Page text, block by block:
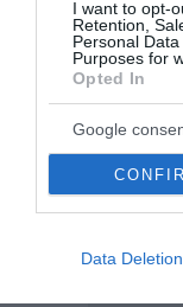
I want to opt-
Retention,
Personal
Purposes for
Opted In
Google
Data Deletion